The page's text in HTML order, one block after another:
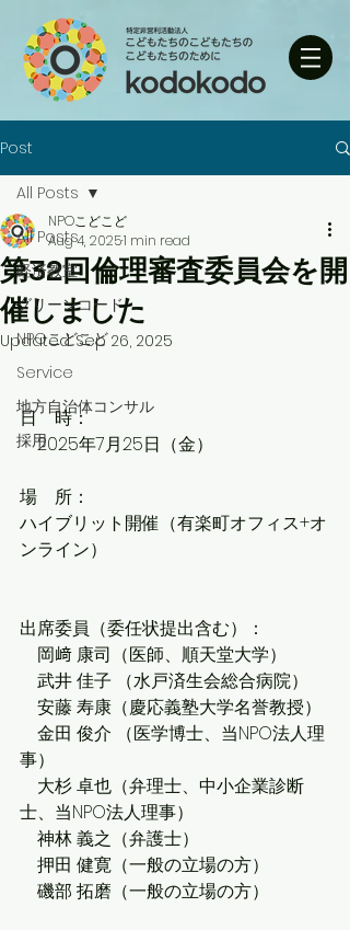
Post
All Posts
経済教室
グリーンコード
NPOこどこど
Service
地方自治体コンサル
採用
All Posts
第32回倫理審査委員会を開
催しました
NPOこどこど
Aug 4, 20251 min read
Updated:Sep 26, 2025
日　時：
2025年7月25日（金）
場　所：
ハイブリット開催（有楽町オフィス+オ
ンライン）
出席委員（委任状提出含む）：
岡﨑 康司（医師、順天堂大学）
武井 佳子 （水戸済生会総合病院）
安藤 寿康（慶応義塾大学名誉教授）
金田 俊介 （医学博士、当NPO法人理
事）
大杉 卓也（弁理士、中小企業診断
士、当NPO法人理事）
神林 義之（弁護士）
押田 健寛（一般の立場の方）
磯部 拓磨（一般の立場の方）